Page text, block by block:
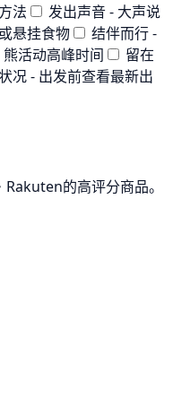
法
发出声音 - 大声说
悬挂食物
结伴而行 -
活动高峰时间
留在
况 - 出发前查看最新出
的高评分商品。